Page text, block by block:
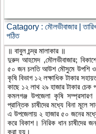
Catagory : মৌলভীবাজার|
পঠিত
॥ বাবুল চন্দ্র মালাকার ॥
দুরুদ আহমেদ ,মৌলভীবাজার;
৫০ জন চলতি আউশ মৌসুমে উপশি ও
কৃষি বিভাগ ১২ লক্ষাধিক টাকার
কাছে ১২ লাথ ২৯ হাজার টাকার চেক
কমলগঞ্জ উপজেলা কৃষি সম্প্রসারণ
প্রান্তিক চাষীদের মধ্যে বিনা মূলে
এ উপজেলায় ২ হাজার ৫০ জনের
করে বিকাশ। নিরিক ধান চাষীদের
করা হয়।